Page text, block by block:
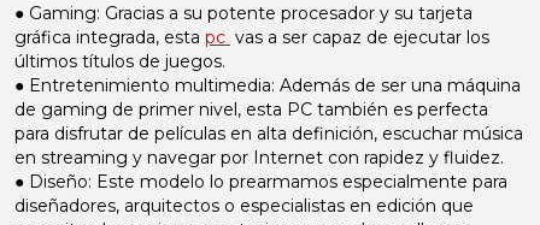
● Gaming: Gracias a su potente procesador y su tarjeta
gráfica integrada, esta pc vas a ser capaz de ejecutar los
últimos títulos de juegos.
● Entretenimiento multimedia: Además de ser una máquina
de gaming de primer nivel, esta PC también es perfecta
para disfrutar de películas en alta definición, escuchar música
en streaming y navegar por Internet con rapidez y fluidez.
● Diseño: Este modelo lo prearmamos especialmente para
diseñadores, arquitectos o especialistas en edición que